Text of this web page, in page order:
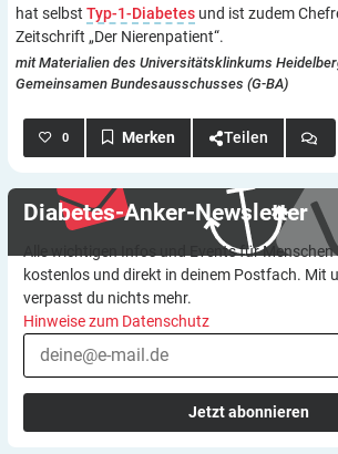
hat selbst Typ-1-Diabetes und ist zudem
Zeitschrift „Der Nierenpatient“.
mit Materialien des Universitätsklinkums
Gemeinsamen Bundesausschusses (G-BA)
0 Teilen
Diabetes-Anker-Newsletter
Alle wichtigen Infos und Events für Menschen
kostenlos und direkt in deinem Postfach. Mit
verpasst du nichts mehr.
Hinweise zum Datenschutz
Jetzt abonnieren